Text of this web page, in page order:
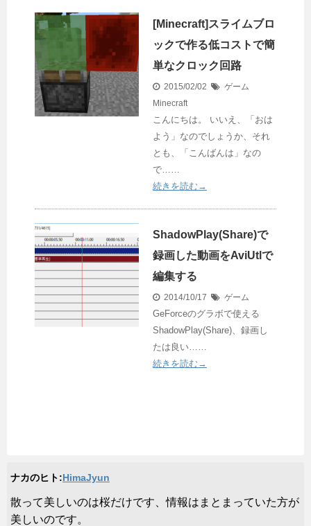
[Minecraft]スライムブロ
ックで作る低コストで簡
単なクロック回路
2015/02/02
ゲーム
Minecraft
こんにちは。 いいえ、「おは
よう」なのでしょうか、それ
とも、「こんばんは」なの
で……
続きを読む→
ShadowPlay(Share)で
録画した動画をAviUtlで
編集する
2014/10/17 ゲーム
GeForceのグラボで使える
ShadowPlay(Share)、録画し
たは良い……
続きを読む→
ナカのヒト:HimaJyun
​散って美しいのは桜だけです、情報はまとまっていた方が
美しいのです。